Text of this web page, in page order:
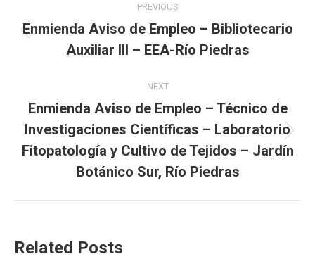
navigation
PREVIOUS
Previous
post:
Enmienda Aviso de Empleo – Bibliotecario
Auxiliar III – EEA-Río Piedras
NEXT
Next
post:
Enmienda Aviso de Empleo – Técnico de
Investigaciones Científicas – Laboratorio
Fitopatología y Cultivo de Tejidos – Jardín
Botánico Sur, Río Piedras
Related Posts